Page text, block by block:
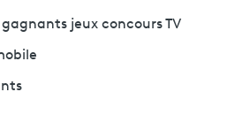
jeux concours TV